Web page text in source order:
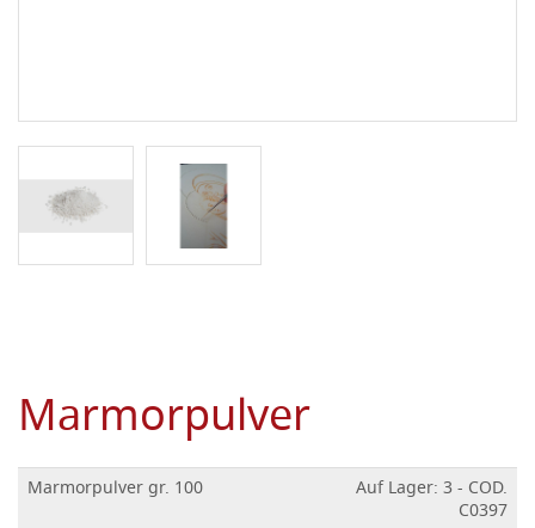
Marmorpulver
Marmorpulver gr. 100
Auf Lager: 3 - COD.
C0397